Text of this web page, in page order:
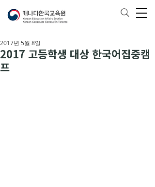
2017 고등학생 대상 한국어집중캠
프
2017년 5월 8일